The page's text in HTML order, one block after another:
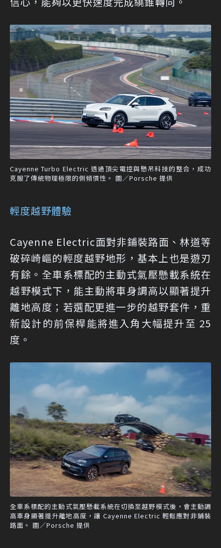
Cayenne Turbo Electric 透過頂尖電控與懸吊科技的整合，成功
克服了傳統物理極限的側傾慣性。 圖／Porsche 提供
輕度越野體驗
Cayenne Electric面對非鋪裝路面、林道等
破碎崎嶇的輕度越野地形，基本上也是遊刃
有餘。全車系標配的主動式氣壓懸載系統在
越野模式下，能主動將車身調高以顯著提升
離地高度；若選配更進一步的越野套件，重
新設計的前保桿能將進入角大幅提升至 25
度。
全車系標配的主動式氣壓懸載系統在切換至越野模式後，會主動調
高車身顯著提升離地高度，讓 Cayenne Electric 輕鬆應對非鋪裝
路面。 圖／Porsche 提供